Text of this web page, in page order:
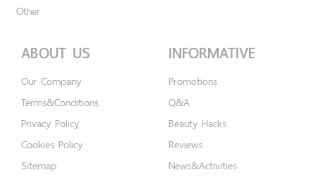
Other
ABOUT US
Our Company
Terms&Conditions
Privacy Policy
Cookies Policy
Sitemap
INFORMATIVE
Promotions
Q&A
Beauty Hacks
Reviews
News&Activities